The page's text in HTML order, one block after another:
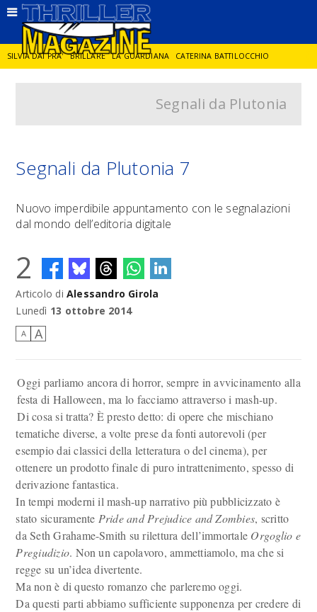
SILVIA DAI PRA' BRILLARE LA GUARDIANA CATERINA BATTILOCCHIO
DELITTO IN CORNICE GIANCARLO DE CATALDO
Segnali da Plutonia
Segnali da Plutonia 7
Nuovo imperdibile appuntamento con le segnalazioni
dal mondo dell’editoria digitale
2
Articolo di Alessandro Girola
Lunedì 13 ottobre 2014
A A
Oggi parliamo ancora di horror, sempre in avvicinamento alla
festa di Halloween, ma lo facciamo attraverso i mash-up.
Di cosa si tratta? È presto detto: di opere che mischiano
tematiche diverse, a volte prese da fonti autorevoli (per
esempio dai classici della letteratura o del cinema), per
ottenere un prodotto finale di puro intrattenimento, spesso di
derivazione fantastica.
In tempi moderni il mash-up narrativo più pubblicizzato è
stato sicuramente Pride and Prejudice and Zombies, scritto
da Seth Grahame-Smith su rilettura dell’immortale Orgoglio e
Pregiudizio. Non un capolavoro, ammettiamolo, ma che si
regge su un’idea divertente.
Ma non è di questo romanzo che parleremo oggi.
Da questi parti abbiamo sufficiente supponenza per credere di